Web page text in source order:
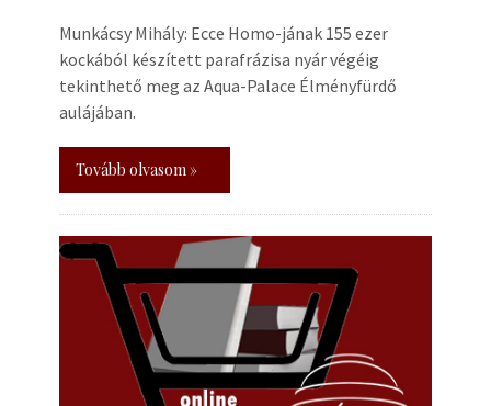
Munkácsy Mihály: Ecce Homo-jának 155 ezer
kockából készített parafrázisa nyár végéig
tekinthető meg az Aqua-Palace Élményfürdő
aulájában.
Tovább olvasom »